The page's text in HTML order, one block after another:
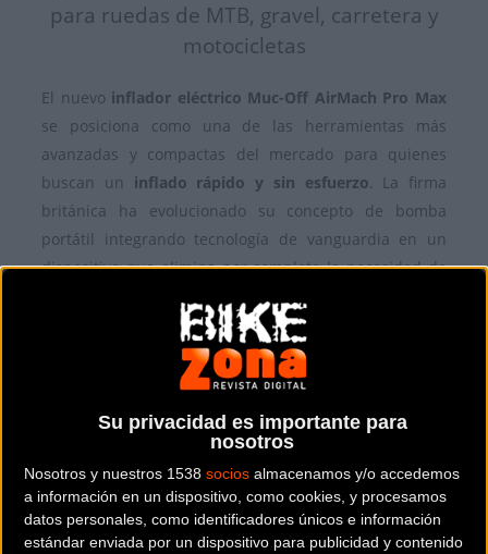
Su privacidad es importante para
nosotros
Nosotros y nuestros 1538 socios almacenamos y/o accedemos
a información en un dispositivo, como cookies, y procesamos
datos personales, como identificadores únicos e información
estándar enviada por un dispositivo para publicidad y contenido
para ruedas de MTB, gravel, carretera y
motocicletas
El nuevo inflador eléctrico Muc-Off AirMach Pro Max
se posiciona como una de las herramientas más
avanzadas y compactas del mercado para quienes
buscan un inflado rápido y sin esfuerzo. La firma
británica ha evolucionado su concepto de bomba
portátil integrando tecnología de vanguardia en un
dispositivo que elimina por completo la necesidad de
usar bombas de mano tradicionales o cartuchos de
CO2, optimizando el tiempo antes de cada salida. Este
modelo destaca por sumotor sin escobillas de última
y un robustocuerpo de aluminio de
silicona para resistir el uso diario en rutas de montaña,
carretera o trayectos urbanos.